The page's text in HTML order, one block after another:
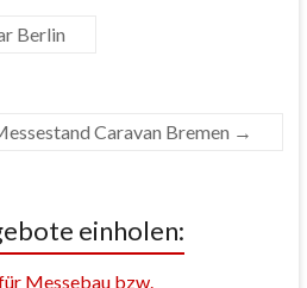
Berlin
Caravan Bremen →
einholen: